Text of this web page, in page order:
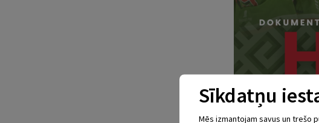
Sīkdatņu
Mēs izmantojam savus un trešo